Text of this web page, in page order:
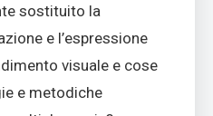
sostituito la
e l’espressione
visuale e cose
e metodiche